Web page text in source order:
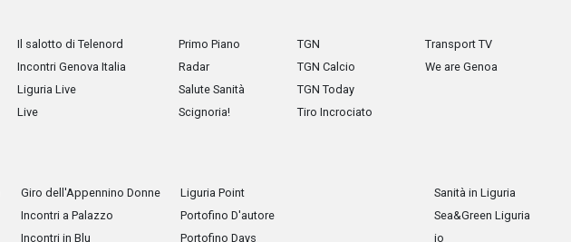
Il salotto di Telenord
Incontri Genova Italia
Liguria Live
Live
Primo Piano
Radar
Salute Sanità
Scignoria!
TGN
TGN Calcio
TGN Today
Tiro Incrociato
Transport TV
We are Genoa
Giro dell'Appennino Donne
Incontri a Palazzo
Incontri in Blu
Liguria Point
Portofino D'autore
Portofino Days
Sanità in Liguria
Sea&Green Liguria
io